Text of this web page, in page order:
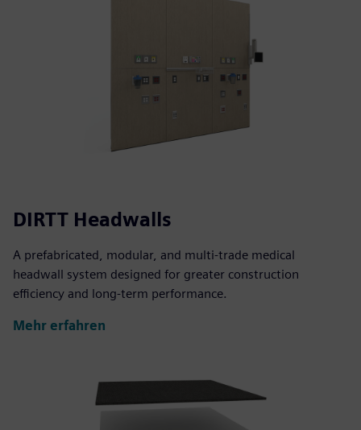
DIRTT Headwalls
A prefabricated, modular, and multi-trade medical
headwall system designed for greater construction
efficiency and long-term performance.
Mehr erfahren